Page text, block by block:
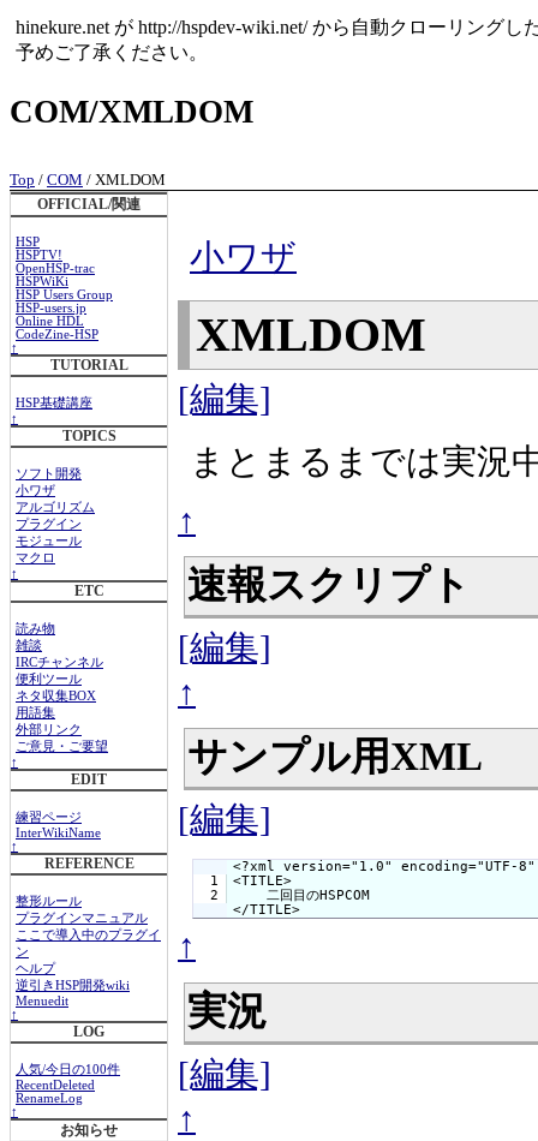
hinekure.net が http://hspdev-wiki.net/ から自動クローリング
予めご了承ください。
COM/XMLDOM
Top / COM / XMLDOM
OFFICIAL/関連
HSP
HSPTV!
OpenHSP-trac
HSPWiKi
HSP Users Group
HSP-users.jp
Online HDL
CodeZine-HSP
↑
TUTORIAL
HSP基礎講座
↑
TOPICS
ソフト開発
小ワザ
アルゴリズム
プラグイン
モジュール
マクロ
↑
ETC
読み物
雑談
IRCチャンネル
便利ツール
ネタ収集BOX
用語集
外部リンク
ご意見・ご要望
↑
EDIT
練習ページ
InterWikiName
↑
REFERENCE
整形ルール
プラグインマニュアル
ここで導入中のプラグイ
ン
ヘルプ
逆引きHSP開発wiki
Menuedit
↑
LOG
人気/今日の100件
RecentDeleted
RenameLog
↑
お知らせ
小ワザ
XMLDOM
[編集]
まとまるまでは実況
↑
速報スクリプト
[編集]
↑
サンプル用XML
[編集]
  1
<?xml version="1.0" encoding="UTF-
<TITLE>
    二回目のHSPCOM
</TITLE>
↑
実況
[編集]
↑